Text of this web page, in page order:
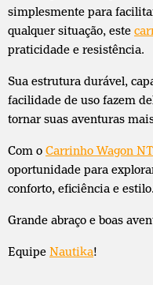
simplesmente para
qualquer situação, este
praticidade e resistência.
Sua estrutura durável,
facilidade de uso fazem
tornar suas aventuras
Com o Carrinho Wagon
oportunidade para
conforto, eficiência e estilo.
Grande abraço e boas
Equipe Nautika!